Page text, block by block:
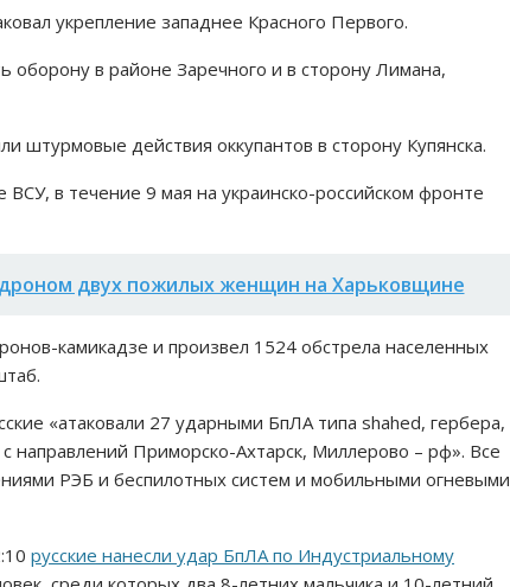
укрепление западнее Красного Первого.
оборону в районе Заречного и в сторону Лимана,
штурмовые действия оккупантов в сторону Купянска.
в течение 9 мая на украинско-российском фронте
двух пожилых женщин на Харьковщине
камикадзе и произвел 1524 обстрела населенных
«атаковали 27 ударными БпЛА типа shahed, гербера,
направлений Приморско-Ахтарск, Миллерово – рф». Все
РЭБ и беспилотных систем и мобильными огневыми
русские нанесли удар БпЛА по Индустриальному